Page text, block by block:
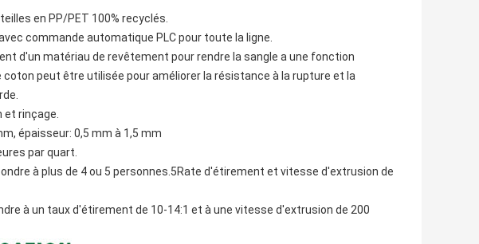
en PP/PET 100% recyclés.
commande automatique PLC pour toute la ligne.
d'un matériau de revêtement pour rendre la sangle a une fonction
peut être utilisée pour améliorer la résistance à la rupture et la
rinçage.
épaisseur: 0,5 mm à 1,5 mm
par quart.
à plus de 4 ou 5 personnes.5Rate d'étirement et vitesse d'extrusion de
à un taux d'étirement de 10-14:1 et à une vitesse d'extrusion de 200